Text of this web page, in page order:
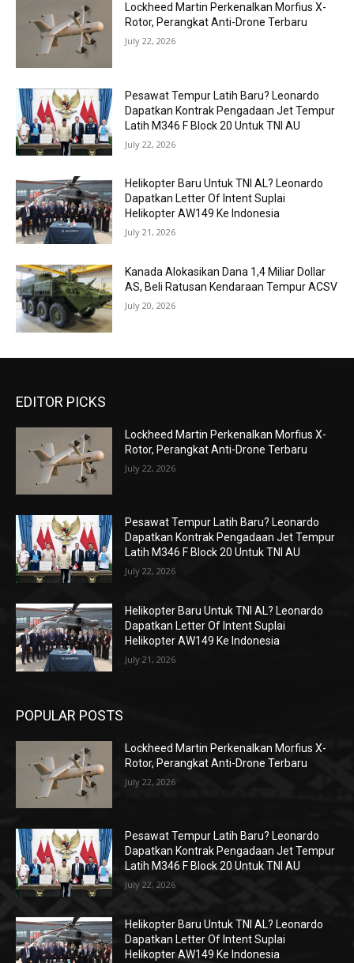
Lockheed Martin Perkenalkan Morfius X-
Rotor, Perangkat Anti-Drone Terbaru
July 22, 2026
Pesawat Tempur Latih Baru? Leonardo
Dapatkan Kontrak Pengadaan Jet Tempur
Latih M346 F Block 20 Untuk TNI AU
July 22, 2026
Helikopter Baru Untuk TNI AL? Leonardo
Dapatkan Letter Of Intent Suplai
Helikopter AW149 Ke Indonesia
July 21, 2026
Kanada Alokasikan Dana 1,4 Miliar Dollar
AS, Beli Ratusan Kendaraan Tempur ACSV
July 20, 2026
EDITOR PICKS
Lockheed Martin Perkenalkan Morfius X-
Rotor, Perangkat Anti-Drone Terbaru
July 22, 2026
Pesawat Tempur Latih Baru? Leonardo
Dapatkan Kontrak Pengadaan Jet Tempur
Latih M346 F Block 20 Untuk TNI AU
July 22, 2026
Helikopter Baru Untuk TNI AL? Leonardo
Dapatkan Letter Of Intent Suplai
Helikopter AW149 Ke Indonesia
July 21, 2026
POPULAR POSTS
Lockheed Martin Perkenalkan Morfius X-
Rotor, Perangkat Anti-Drone Terbaru
July 22, 2026
Pesawat Tempur Latih Baru? Leonardo
Dapatkan Kontrak Pengadaan Jet Tempur
Latih M346 F Block 20 Untuk TNI AU
July 22, 2026
Helikopter Baru Untuk TNI AL? Leonardo
Dapatkan Letter Of Intent Suplai
Helikopter AW149 Ke Indonesia